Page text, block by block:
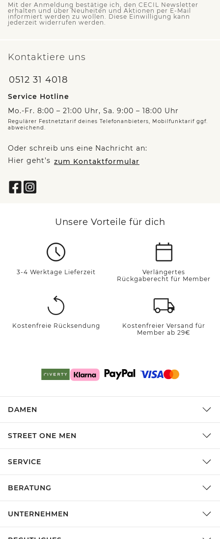
Mit der Anmeldung bestätige ich, den CECIL Newsletter
erhalten und über Neuheiten und Aktionen per E-Mail
informiert werden zu wollen. Diese Einwilligung kann
jederzeit widerrufen werden.
Kontaktiere uns
0512 31 4018
Service Hotline
Mo.-Fr. 8:00 – 21:00 Uhr, Sa. 9:00 – 18:00 Uhr
Regulärer Festnetztarif deines Telefonanbieters, Mobilfunktarif ggf.
abweichend.
Oder schreib uns eine Nachricht an:
Hier geht’s zum Kontaktformular
Unsere Vorteile für dich
3-4 Werktage Lieferzeit
Verlängertes
Rückgaberecht für Member
Kostenfreie Rücksendung
Kostenfreier Versand für
Member ab 29€
DAMEN
STREET ONE MEN
SERVICE
BERATUNG
UNTERNEHMEN